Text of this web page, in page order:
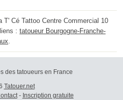
T' Cé Tattoo Centre Commercial 10
: tatoueur Bourgogne-Franche-
des tatoueurs en France
Tatouer.net
- Inscription gratuite